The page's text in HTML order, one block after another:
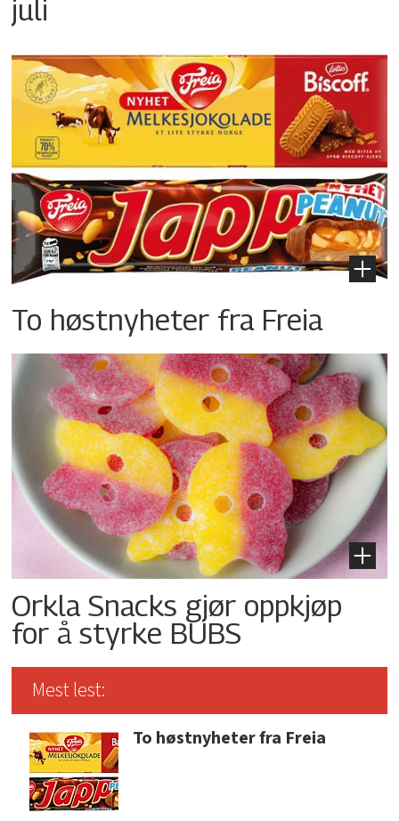
juli
To høstnyheter fra Freia
Orkla Snacks gjør oppkjøp
for å styrke BUBS
Mest lest:
To høstnyheter fra Freia